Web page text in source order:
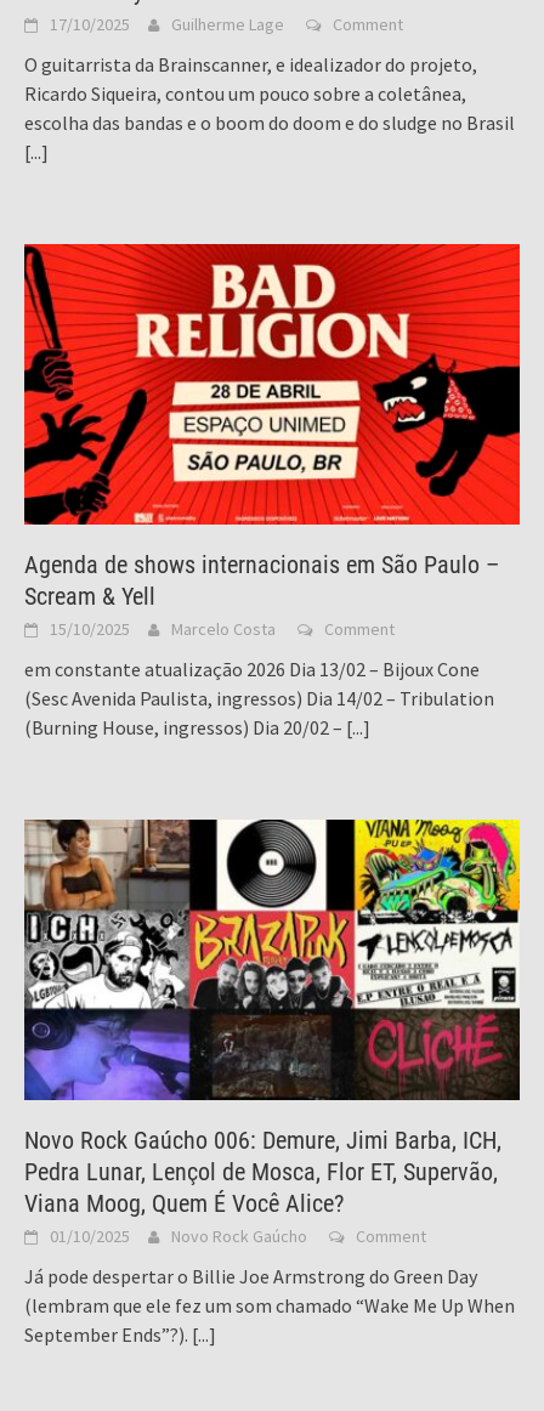
17/10/2025 Guilherme Lage Comment
O guitarrista da Brainscanner, e idealizador do projeto,
Ricardo Siqueira, contou um pouco sobre a coletânea,
escolha das bandas e o boom do doom e do sludge no Brasil
[...]
Agenda de shows internacionais em São Paulo –
Scream & Yell
15/10/2025 Marcelo Costa Comment
em constante atualização 2026 Dia 13/02 – Bijoux Cone
(Sesc Avenida Paulista, ingressos) Dia 14/02 – Tribulation
(Burning House, ingressos) Dia 20/02 – [...]
Novo Rock Gaúcho 006: Demure, Jimi Barba, ICH,
Pedra Lunar, Lençol de Mosca, Flor ET, Supervão,
Viana Moog, Quem É Você Alice?
01/10/2025 Novo Rock Gaúcho Comment
Já pode despertar o Billie Joe Armstrong do Green Day
(lembram que ele fez um som chamado “Wake Me Up When
September Ends”?). [...]